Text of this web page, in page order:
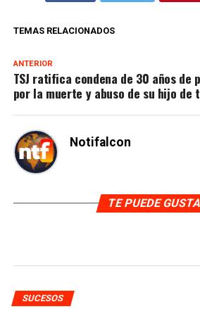
TEMAS RELACIONADOS
ANTERIOR
TSJ ratifica condena de 30 años de
por la muerte y abuso de su hijo de
Notifalcon
TE PUEDE
SUCESOS